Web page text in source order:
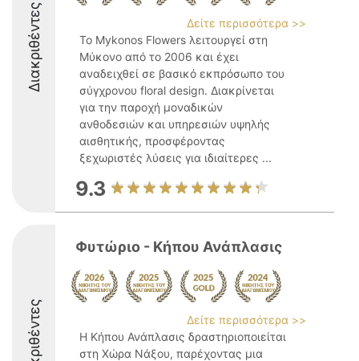
Διακριθέντες
Δείτε περισσότερα >>
Το Mykonos Flowers λειτουργεί στη
Μύκονο από το 2006 και έχει
αναδειχθεί σε βασικό εκπρόσωπο του
σύγχρονου floral design. Διακρίνεται
για την παροχή μοναδικών
ανθοδεσιών και υπηρεσιών υψηλής
αισθητικής, προσφέροντας
ξεχωριστές λύσεις για ιδιαίτερες ...
9.3
Φυτώριο - Κήπου Ανάπλασις
Δείτε περισσότερα >>
Η Κήπου Ανάπλασις δραστηριοποιείται
στη Χώρα Νάξου, παρέχοντας μια